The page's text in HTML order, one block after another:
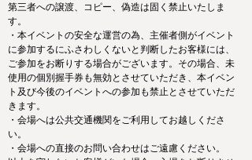
第三者への譲渡、コピー、偽造は固く禁止いたしま
す。
・本イベントの安全な運営の為、主催者側がイベント
に参加するにふさわしくないと判断したお客様には、
ご参加をお断りする場合がございます。その場合、未
使用の個別握手券も無効とさせていただき、本イベン
ト及び今後のイベントへの参加も禁止とさせていただ
きます。
・会場へは公共交通機関をご利用してお越しくださ
い。
・会場への直接のお問い合わせはご遠慮ください。